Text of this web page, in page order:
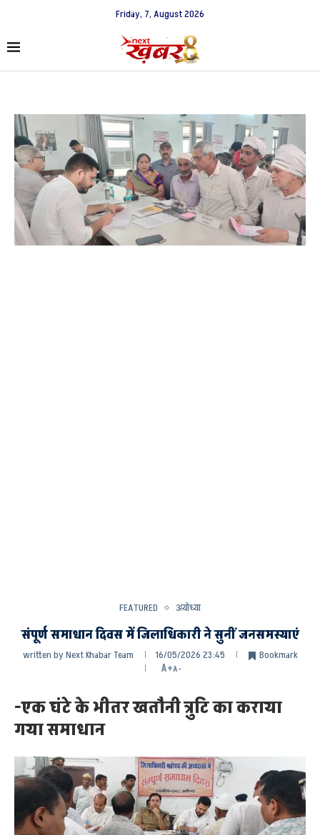
Friday, 7, August 2026
FEATURED अयोध्या
संपूर्ण समाधान दिवस में जिलाधिकारी ने सुनीं जनसमस्याएं
written byNext Khabar Team 16/05/2026 23:45
Bookmark
A+A-
-एक घंटे के भीतर खतौनी त्रुटि का कराया
गया समाधान